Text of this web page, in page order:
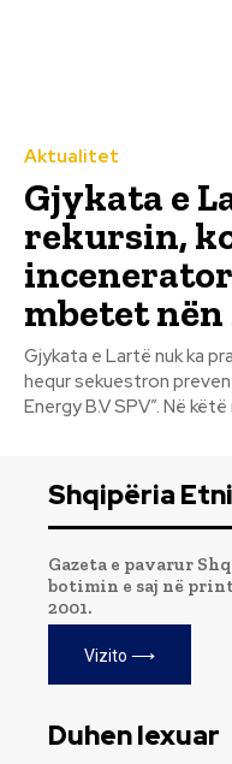
Aktualitet
Gjykata e
rekursin,
mbetet
Gjykata e Lartë nuk ka
hequr sekuestron
Energy B.V SPV”. Në
Shqipëria
Gazeta e pavarur
botimin e saj në
2001.
Vizito ⟶
Duhen lexuar